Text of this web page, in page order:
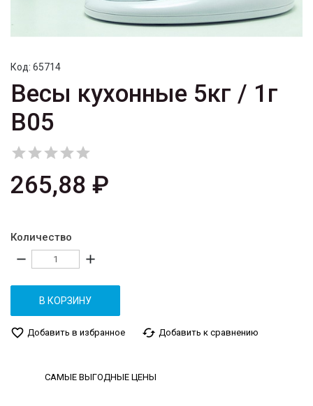
Код: 65714
Весы кухонные 5кг / 1г
B05

265,88 ₽
Количество
remove add
В КОРЗИНУ
favorite_border Добавить в избранное cached Добавить к сравнению
САМЫЕ ВЫГОДНЫЕ ЦЕНЫ